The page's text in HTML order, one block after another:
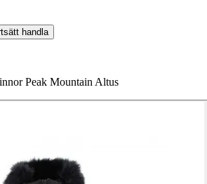
handla
Peak Mountain Altus